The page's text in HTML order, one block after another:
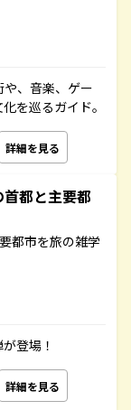
、音楽、ゲー
を巡るガイド。
詳細を見る
都と主要都
都市を旅の雑学
登場！
詳細を見る